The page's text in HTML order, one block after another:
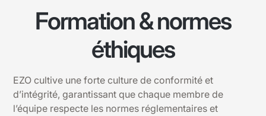
Formation & normes
éthiques
EZO cultive une forte culture de conformité et
d’intégrité, garantissant que chaque membre de
l’équipe respecte les normes réglementaires et